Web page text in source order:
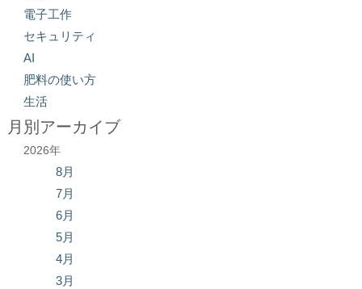
電子工作
セキュリティ
AI
肥料の使い方
生活
月別アーカイブ
2026年
8月
7月
6月
5月
4月
3月